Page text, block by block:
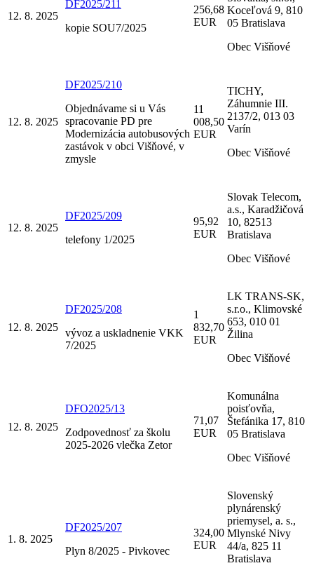
12. 8. 2025
DF2025/211
kopie SOU7/2025
256,68
EUR
Koceľová 9, 810
05 Bratislava
Obec Višňové
12. 8. 2025
DF2025/210
Objednávame si u Vás
spracovanie PD pre
Modernizácia autobusových
zastávok v obci Višňové, v
zmysle
11
008,50
EUR
TICHY,
Záhumnie III.
2137/2, 013 03
Varín
Obec Višňové
12. 8. 2025
DF2025/209
telefony 1/2025
95,92
EUR
Slovak Telecom,
a.s., Karadžičová
10, 82513
Bratislava
Obec Višňové
12. 8. 2025
DF2025/208
vývoz a uskladnenie VKK
7/2025
1
832,70
EUR
LK TRANS-SK,
s.r.o., Klimovské
653, 010 01
Žilina
Obec Višňové
12. 8. 2025
DFO2025/13
Zodpovednosť za školu
2025-2026 vlečka Zetor
71,07
EUR
Komunálna
poisťovňa,
Štefánika 17, 810
05 Bratislava
Obec Višňové
1. 8. 2025
DF2025/207
Plyn 8/2025 - Pivkovec
324,00
EUR
Slovenský
plynárenský
priemysel, a. s.,
Mlynské Nivy
44/a, 825 11
Bratislava